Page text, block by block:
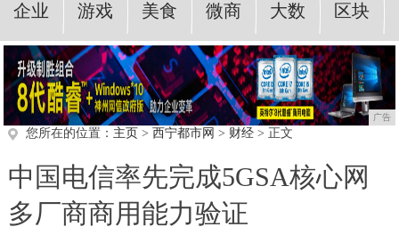
企业 游戏 美食 微商 大数 区块
广告
您所在的位置： 主页 > 西宁都市网 > 财经> 正文
中国电信率先完成5GSA核心网
多厂商商用能力验证